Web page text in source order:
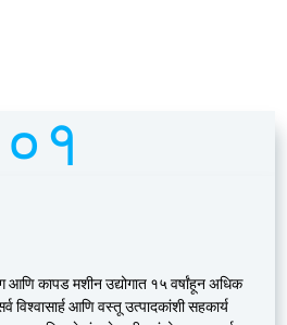
०१
आणि कापड मशीन उद्योगात १५ वर्षांहून अधिक
विश्वासार्ह आणि वस्तू उत्पादकांशी सहकार्य